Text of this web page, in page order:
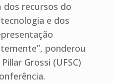
dos recursos do
e dos
ponderou
Grossi (UFSC)